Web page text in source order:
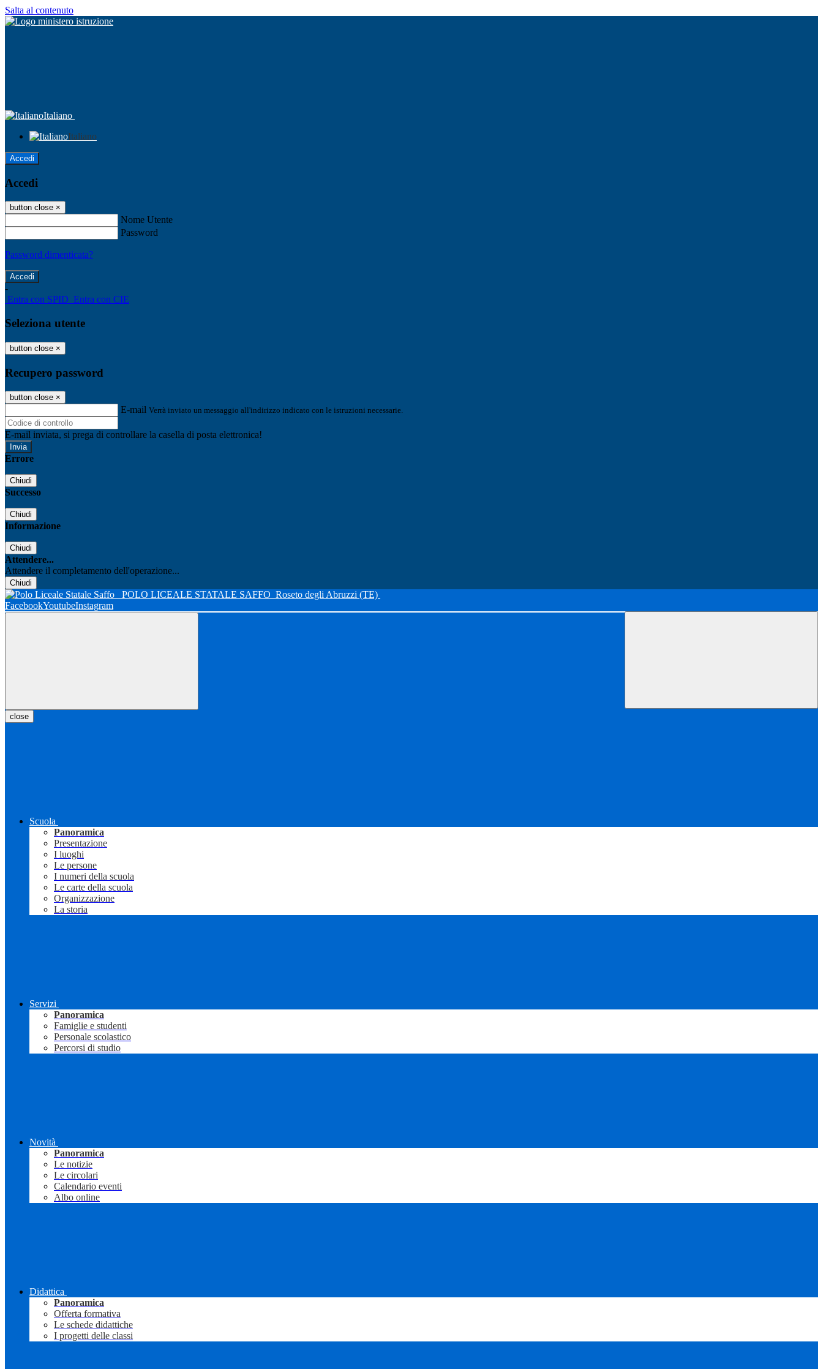
Salta al contenuto
Italiano
Italiano
Accedi
Accedi
button close ×
Nome Utente
Password
Password dimenticata?
-
Entra con SPID Entra con CIE
Seleziona utente
button close ×
Recupero password
button close ×
E-mail Verrà inviato un messaggio all'indirizzo indicato con le istruzioni necessarie.
E-mail inviata, si prega di controllare la casella di posta elettronica!
Errore
Chiudi
Successo
Chiudi
Informazione
Chiudi
Attendere...
Attendere il completamento dell'operazione...
Chiudi
POLO LICEALE STATALE SAFFO Roseto degli Abruzzi (TE)
FacebookYoutubeInstagram
close
Scuola
Panoramica
Presentazione
I luoghi
Le persone
I numeri della scuola
Le carte della scuola
Organizzazione
La storia
Servizi
Panoramica
Famiglie e studenti
Personale scolastico
Percorsi di studio
Novità
Panoramica
Le notizie
Le circolari
Calendario eventi
Albo online
Didattica
Panoramica
Offerta formativa
Le schede didattiche
I progetti delle classi